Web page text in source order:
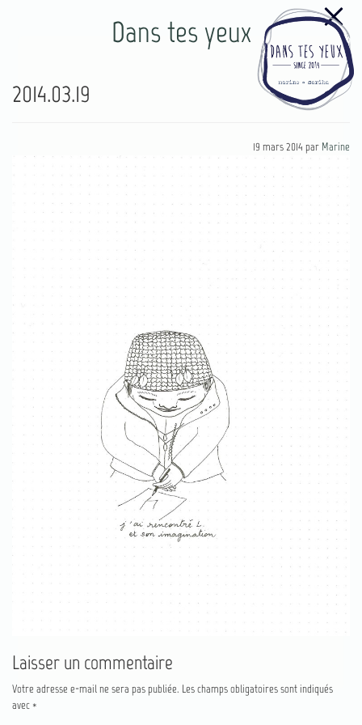
77
Dans tes yeux
2014.03.19
19 mars 2014 par Marine
Laisser un commentaire
Votre adresse e-mail ne sera pas publiée. Les champs obligatoires sont indiqués
avec *